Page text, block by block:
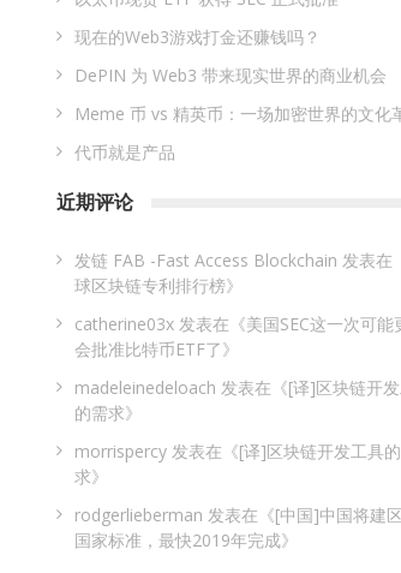
现在的Web3游戏打金还赚钱吗？
DePIN 为 Web3 带来现实世界的商业机会
Meme 币 vs 精英币：一场加密世界的文化
代币就是产品
近期评论
发链 FAB -Fast Access Blockchain 发表在
球区块链专利排行榜》
catherine03x 发表在《美国SEC这一次可能
会批准比特币ETF了》
madeleinedeloach 发表在《[译]区块链开
的需求》
morrispercy 发表在《[译]区块链开发工具
求》
rodgerlieberman 发表在《[中国]中国将建
国家标准，最快2019年完成》